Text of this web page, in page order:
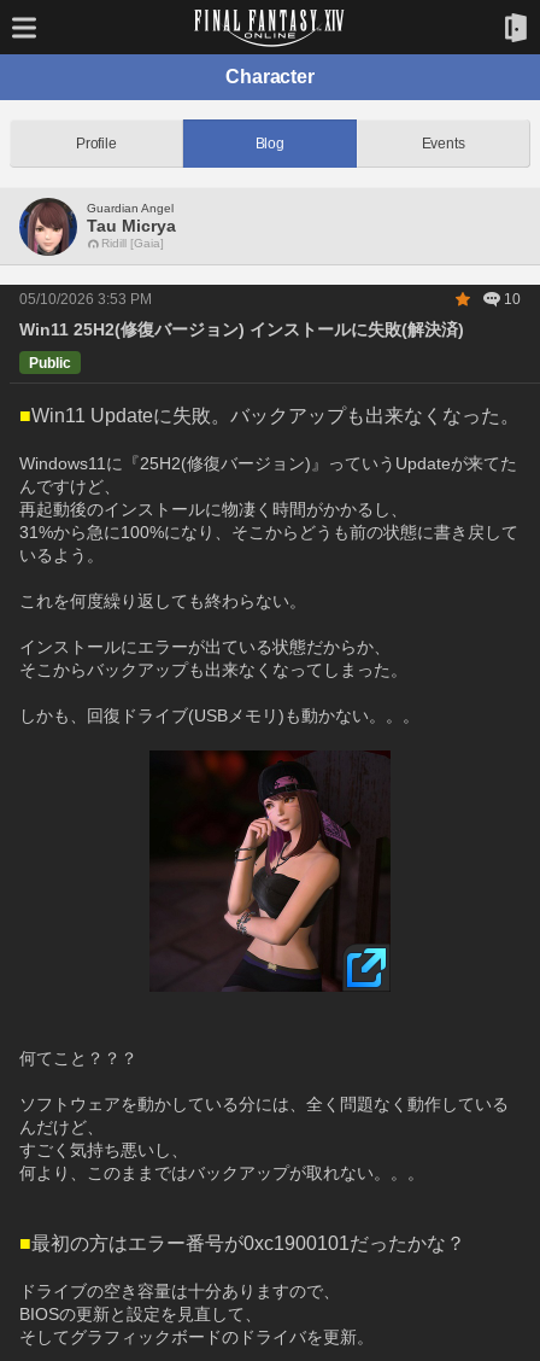
Character
Profile Blog Events
Guardian Angel
Tau Micrya
Ridill [Gaia]
05/10/2026 3:53 PM 10
Win11 25H2(修復バージョン) インストールに失敗(解決済)
Public
■Win11 Updateに失敗。バックアップも出来なくなった。
Windows11に『25H2(修復バージョン)』っていうUpdateが来てた
んですけど、
再起動後のインストールに物凄く時間がかかるし、
31%から急に100%になり、そこからどうも前の状態に書き戻して
いるよう。
これを何度繰り返しても終わらない。
インストールにエラーが出ている状態だからか、
そこからバックアップも出来なくなってしまった。
しかも、回復ドライブ(USBメモリ)も動かない。。。
何てこと？？？
ソフトウェアを動かしている分には、全く問題なく動作している
んだけど、
すごく気持ち悪いし、
何より、このままではバックアップが取れない。。。
■最初の方はエラー番号が0xc1900101だったかな？
ドライブの空き容量は十分ありますので、
BIOSの更新と設定を見直して、
そしてグラフィックボードのドライバを更新。